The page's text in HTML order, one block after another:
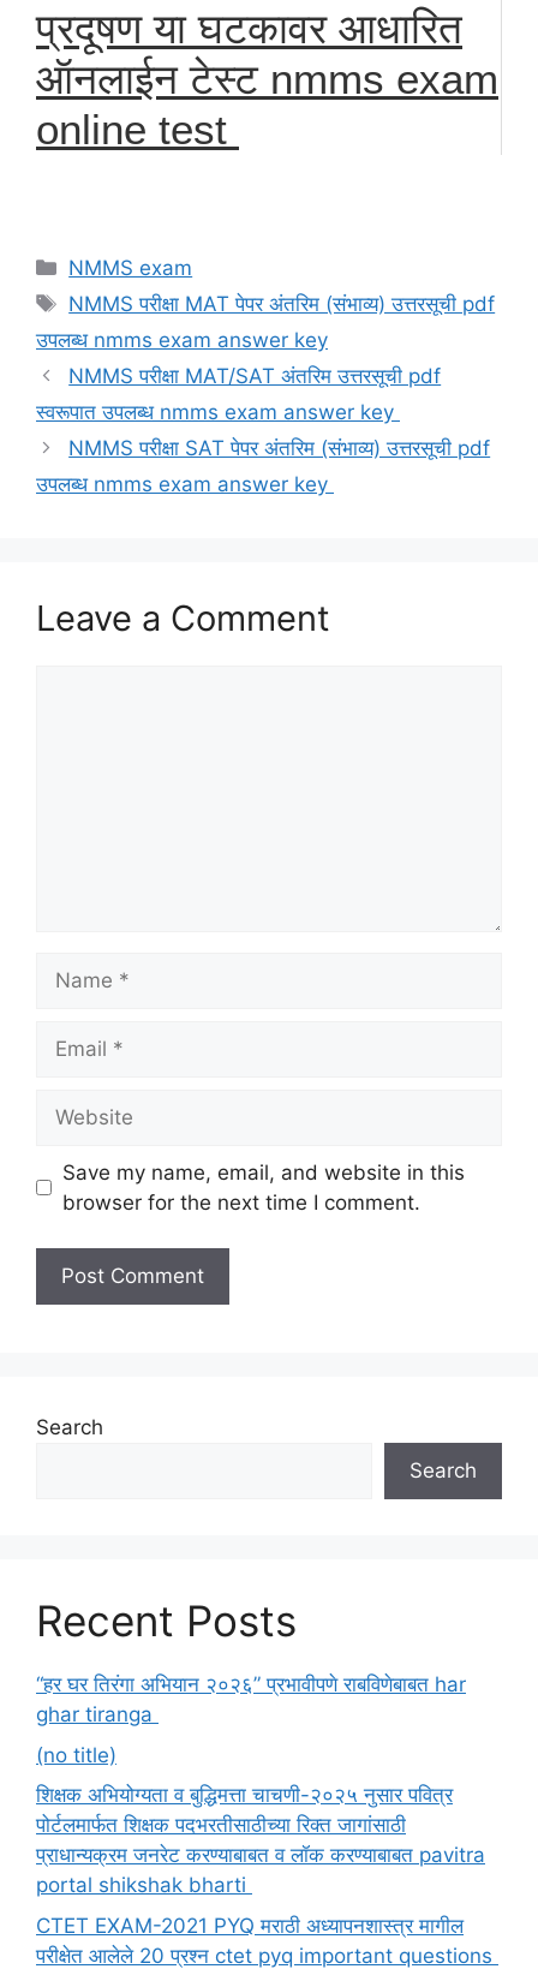
प्रदूषण या घटकावर आधारित
ऑनलाईन टेस्ट nmms exam
online test
Categories
NMMS exam
Tags
NMMS परीक्षा MAT पेपर अंतरिम (संभाव्य) उत्तरसूची pdf
उपलब्ध nmms exam answer key
NMMS परीक्षा MAT/SAT अंतरिम उत्तरसूची pdf
स्वरूपात उपलब्ध nmms exam answer key
NMMS परीक्षा SAT पेपर अंतरिम (संभाव्य) उत्तरसूची pdf
उपलब्ध nmms exam answer key
Leave a Comment
Save my name, email, and website in this
browser for the next time I comment.
Search
Search
Recent Posts
“हर घर तिरंगा अभियान २०२६” प्रभावीपणे राबविणेबाबत har
ghar tiranga
(no title)
शिक्षक अभियोग्यता व बुद्धिमत्ता चाचणी-२०२५ नुसार पवित्र
पोर्टलमार्फत शिक्षक पदभरतीसाठीच्या रिक्त जागांसाठी
प्राधान्यक्रम जनरेट करण्याबाबत व लॉक करण्याबाबत pavitra
portal shikshak bharti
CTET EXAM-2021 PYQ मराठी अध्यापनशास्त्र मागील
परीक्षेत आलेले 20 प्रश्न ctet pyq important questions